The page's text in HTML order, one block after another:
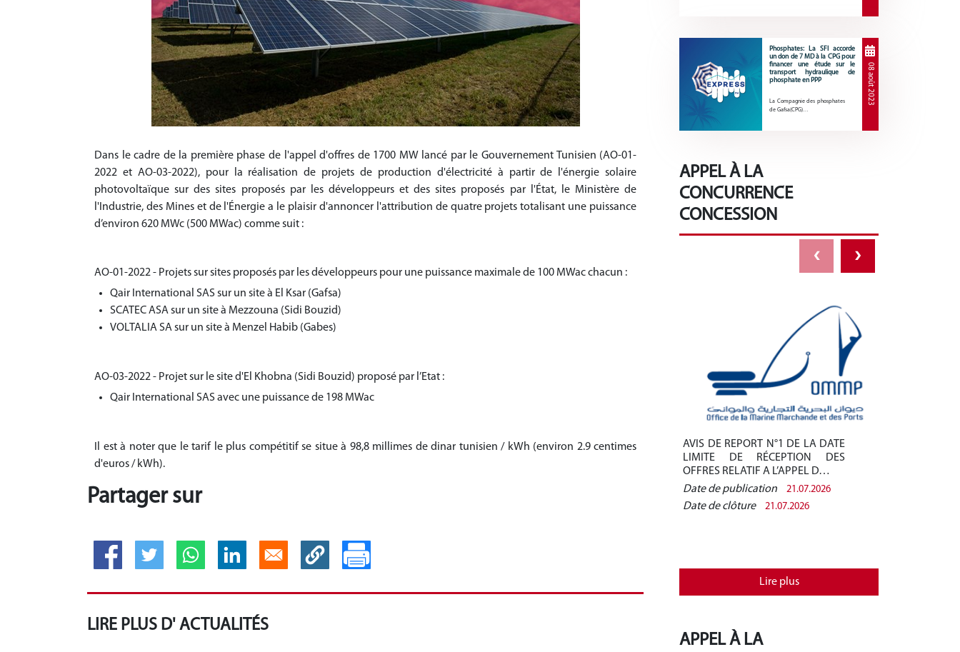
Dans le cadre de la première phase de l'appel d'offres de 1700 MW lancé par le Gouvernement Tunisien (AO-01-
2022 et AO-03-2022), pour la réalisation de projets de production d'électricité à partir de l'énergie solaire
photovoltaïque sur des sites proposés par les développeurs et des sites proposés par l'État, le Ministère de
l'Industrie, des Mines et de l'Énergie a le plaisir d'annoncer l'attribution de quatre projets totalisant une puissance
d’environ 620 MWc (500 MWac) comme suit :
AO-01-2022 - Projets sur sites proposés par les développeurs pour une puissance maximale de 100 MWac chacun :
Qair International SAS sur un site à El Ksar (Gafsa)
SCATEC ASA sur un site à Mezzouna (Sidi Bouzid)
VOLTALIA SA sur un site à Menzel Habib (Gabes)
AO-03-2022 - Projet sur le site d'El Khobna (Sidi Bouzid) proposé par l’Etat :
Qair International SAS avec une puissance de 198 MWac
Il est à noter que le tarif le plus compétitif se situe à 98,8 millimes de dinar tunisien / kWh (environ 2.9 centimes
d'euros / kWh).
Partager sur
LIRE PLUS D' ACTUALITÉS
Phosphates: La SFI accorde
un don de 7 MD à la CPG pour
financer une étude sur le
transport hydraulique de
phosphate en PPP
La Compagnie des phosphates
de Gafsa(CPG)…
08 août 2023
APPEL À LA
CONCURRENCE
CONCESSION
AVIS DE REPORT N°1 DE LA DATE
LIMITE DE RÉCEPTION DES
OFFRES RELATIF A L’APPEL D…
Date de publication
21.07.2026
Date de clôture 21.07.2026
Lire plus
‹ ›
APPEL À LA